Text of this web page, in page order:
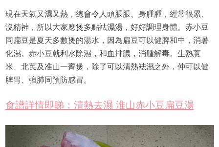
現在天氣又濕又熱，總會令人頭脹脹、身腫腫，經常很累、
沒精神，所以大家應煲多點袪濕湯，好好調理身體。赤小豆
同扁豆是夏天多數煲的湯水，因為扁豆可以健脾和中，消暑
化濕。赤小豆就利水除濕，和血排膿，消腫解毒。生熟薏
米、北芪及准山一齊煲，除了可以清熱袪濕之外，仲可以健
脾胃、強肺同預防感冒。
食譜詳情即睇：清熱去濕 淮山赤小豆扁豆湯